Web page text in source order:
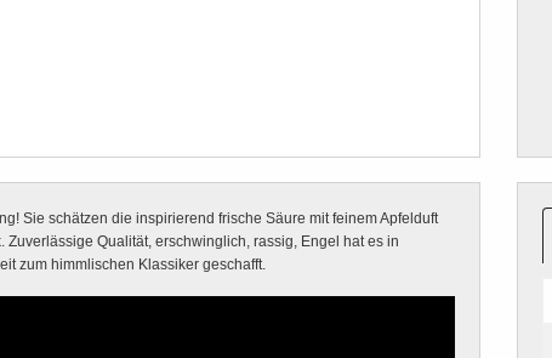
Sie schätzen die inspirierend frische Säure mit feinem Apfelduft
Zuverlässige Qualität, erschwinglich, rassig, Engel hat es in
zum himmlischen Klassiker geschafft.